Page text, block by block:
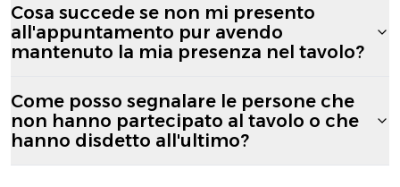
Cosa succede se non mi presento
all'appuntamento pur avendo
mantenuto la mia presenza nel tavolo?
Come posso segnalare le persone che
non hanno partecipato al tavolo o che
hanno disdetto all'ultimo?